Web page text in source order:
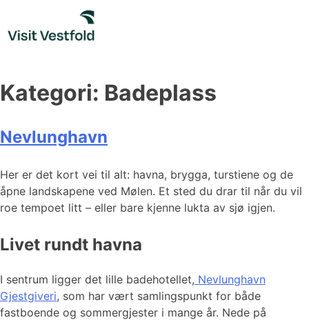
content
Kategori: Badeplass
Nevlunghavn
Her er det kort vei til alt: havna, brygga, turstiene og de
åpne landskapene ved Mølen. Et sted du drar til når du vil
roe tempoet litt – eller bare kjenne lukta av sjø igjen.
Livet rundt havna
I sentrum ligger det lille badehotellet, Nevlunghavn
Gjestgiveri, som har vært samlingspunkt for både
fastboende og sommergjester i mange år. Nede på